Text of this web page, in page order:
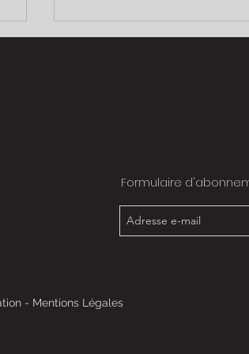
Formulaire
- Mentions Légales